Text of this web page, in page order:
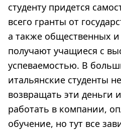
студенту придется
всего гранты от
а также общественных
получают учащиеся с
успеваемостью. В
итальянские студенты
возвращать эти деньги
работать в компании,
обучение, но тут все